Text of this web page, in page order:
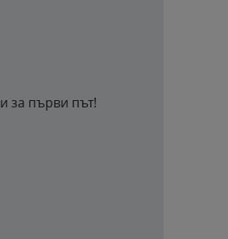
за първи път!